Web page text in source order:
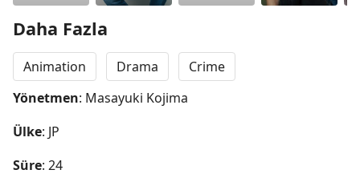
Daha Fazla
Animation Drama
Crime
Yönetmen: Masayuki Kojima
Ülke: JP
Süre: 24